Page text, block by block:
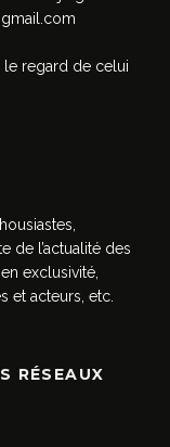
le regard de celui
de l’actualité des
exclusivité,
et acteurs, etc.
RÉSEAUX